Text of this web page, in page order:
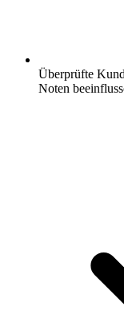
Überprüfte
Noten